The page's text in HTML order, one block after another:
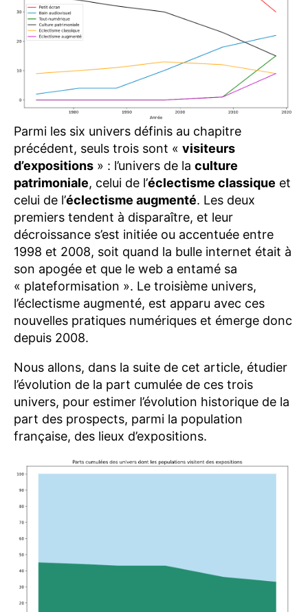
Parmi les six univers définis au chapitre
précédent, seuls trois sont « visiteurs
d’expositions » : l’univers de la culture
patrimoniale, celui de l’éclectisme classique et
celui de l’éclectisme augmenté. Les deux
premiers tendent à disparaître, et leur
décroissance s’est initiée ou accentuée entre
1998 et 2008, soit quand la bulle internet était à
son apogée et que le web a entamé sa
« plateformisation ». Le troisième univers,
l’éclectisme augmenté, est apparu avec ces
nouvelles pratiques numériques et émerge donc
depuis 2008.
Nous allons, dans la suite de cet article, étudier
l’évolution de la part cumulée de ces trois
univers, pour estimer l’évolution historique de la
part des prospects, parmi la population
française, des lieux d’expositions.